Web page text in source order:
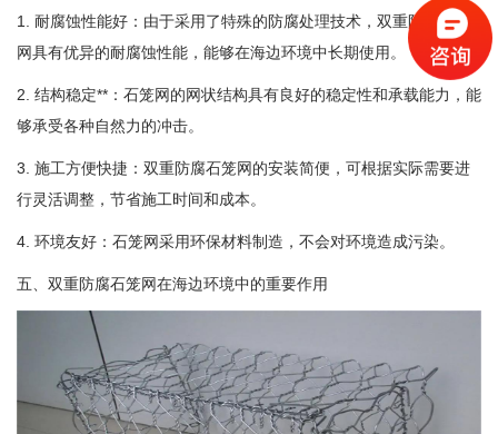
1. 耐腐蚀性能好：由于采用了特殊的防腐处理技术，双重防腐石笼
网具有优异的耐腐蚀性能，能够在海边环境中长期使用。
2. 结构稳定**：石笼网的网状结构具有良好的稳定性和承载能力，能
够承受各种自然力的冲击。
3. 施工方便快捷：双重防腐石笼网的安装简便，可根据实际需要进
行灵活调整，节省施工时间和成本。
4. 环境友好：石笼网采用环保材料制造，不会对环境造成污染。
五、双重防腐石笼网在海边环境中的重要作用